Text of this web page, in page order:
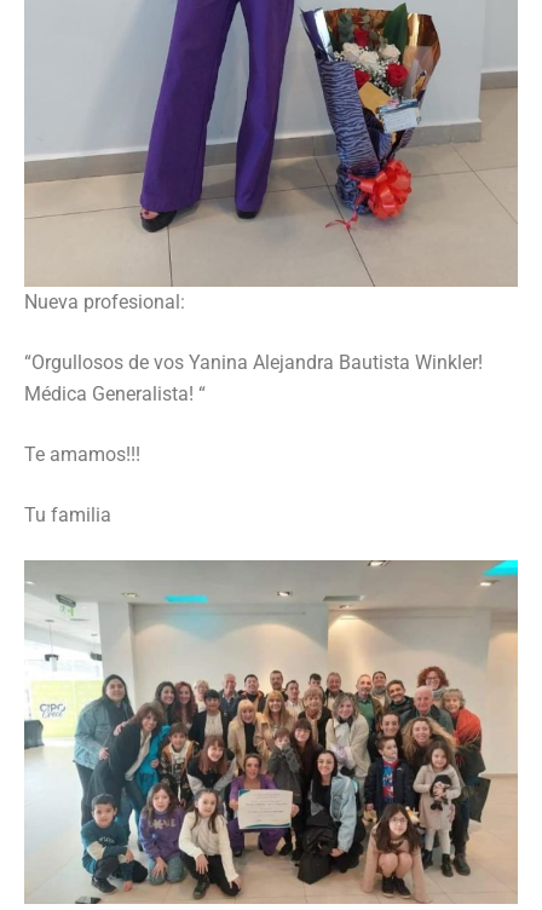
Nueva profesional:
“Orgullosos de vos Yanina Alejandra Bautista Winkler!
Médica Generalista! “
Te amamos!!!
Tu familia